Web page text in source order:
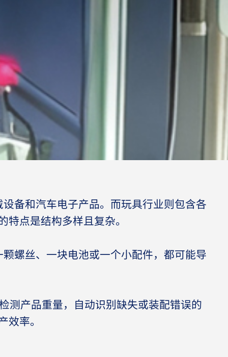
备和汽车电子产品。而玩具行业则包含各
点是结构多样且复杂。
螺丝、一块电池或一个小配件，都可能导
测产品重量，自动识别缺失或装配错误的
效率。